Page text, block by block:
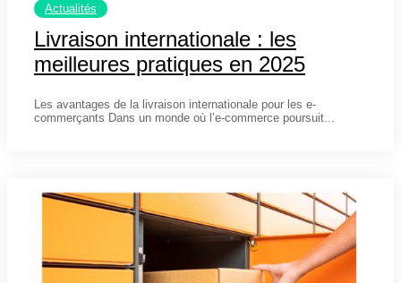
Actualités
Livraison internationale : les
meilleures pratiques en 2025
Les avantages de la livraison internationale pour les e-
commerçants Dans un monde où l’e-commerce poursuit...